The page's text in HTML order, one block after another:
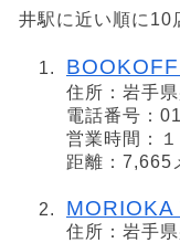
井駅に近い順に10
住所：岩手
電話番号：
営業時間：
距離：7,665
MORIOKA
住所：岩手